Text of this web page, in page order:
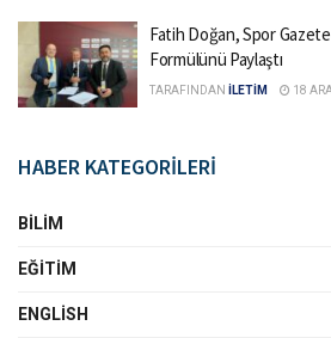
Fatih Doğan, Spor
Formülünü Paylaştı
TARAFINDAN İLETİM 18
HABER KATEGORİLERİ
BILIM
EĞITIM
ENGLISH